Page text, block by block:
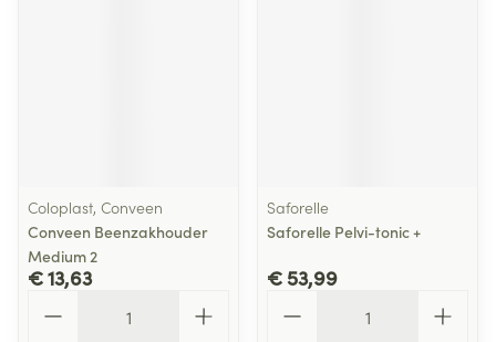
Coloplast, Conveen
Conveen Beenzakhouder
Medium 2
€ 13,63
Saforelle
Saforelle Pelvi-tonic +
€ 53,99